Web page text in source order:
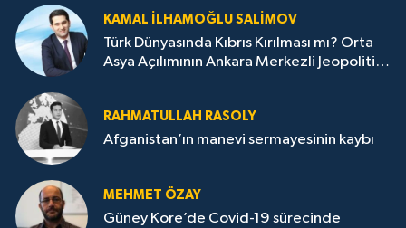
KAMAL İLHAMOĞLU SALIMOV
Türk Dünyasında Kıbrıs Kırılması mı? Orta
Asya Açılımının Ankara Merkezli Jeopolitik
RAHMATULLAH RASOLY
Afganistan’ın manevi sermayesinin kaybı
MEHMET ÖZAY
Güney Kore’de Covid-19 sürecinde